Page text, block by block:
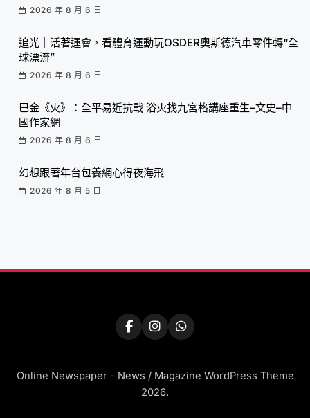
2026 年 8 月 6 日
追光｜活著運會，看體育運動玩OSDER奧斯德汽車零件轉“全
球漂流”
2026 年 8 月 6 日
巴金《火》：全平易近抗戰 浴火找九宮格講座重生–文史–中
國作家網
2026 年 8 月 6 日
幻想跟著年台包養網心得夜海飛
2026 年 8 月 5 日
Online Newspaper - News / Magazine WordPress Theme
2026.